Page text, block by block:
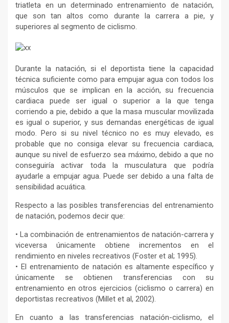
triatleta en un determinado entrenamiento de natación,
que son tan altos como durante la carrera a pie, y
superiores al segmento de ciclismo.
Durante la natación, si el deportista tiene la capacidad
técnica suficiente como para empujar agua con todos los
músculos que se implican en la acción, su frecuencia
cardiaca puede ser igual o superior a la que tenga
corriendo a pie, debido a que la masa muscular movilizada
es igual o superior, y sus demandas energéticas de igual
modo. Pero si su nivel técnico no es muy elevado, es
probable que no consiga elevar su frecuencia cardiaca,
aunque su nivel de esfuerzo sea máximo, debido a que no
conseguiría activar toda la musculatura que podría
ayudarle a empujar agua. Puede ser debido a una falta de
sensibilidad acuática.
Respecto a las posibles transferencias del entrenamiento
de natación, podemos decir que:
• La combinación de entrenamientos de natación-carrera y
viceversa únicamente obtiene incrementos en el
rendimiento en niveles recreativos (Foster et al; 1995).
• El entrenamiento de natación es altamente específico y
únicamente se obtienen transferencias con su
entrenamiento en otros ejercicios (ciclismo o carrera) en
deportistas recreativos (Millet et al, 2002).
En cuanto a las transferencias natación-ciclismo, el